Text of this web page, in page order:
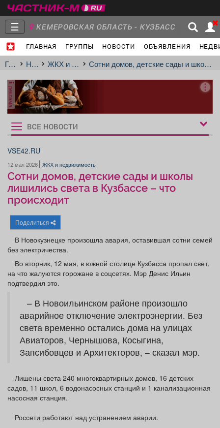
☰ КЕМЕРОВСКАЯ ОБЛАСТЬ - КУЗБАСС
ГЛАВНАЯ ГРУППЫ НОВОСТИ ОБЪЯВЛЕНИЯ
Главная
Группы
Объявления Недвижимость Услуги
Работа
Афиша
Товары
ТВ программа Я - пенсионер
ГлавнаяНовостиЖКХ и недвижимость Сотни домов, детские сады и школы лишились света в Кузбассе – что происходит
реклама
Рукбрики
новостей
ВСЕ НОВОСТИ
VSE42.RU
12 мая 2026 ЖКХ и недвижимость
Сотни домов, детские сады и школы
лишились света в Кузбассе – что
происходит
Поделиться
В Новокузнецке произошла авария, оставившая сотни семей
без электричества.
Во вторник, 12 мая, в южной столице Кузбасса пропал свет,
на что жалуются горожане в соцсетях. Мэр Денис Ильин
подтвердил это.
– В Новоильинском районе произошло
аварийное отключение электроэнергии. Без
света временно остались дома на улицах
Авиаторов, Чернышова, Косыгина,
Запсибовцев и Архитекторов, – сказал мэр.
Лишены света 240 многоквартирных домов, 16 детских
садов, 11 школ, 6 водонасосных станций и 1 канализационная
насосная станция.
Россети работают над устранением аварии.